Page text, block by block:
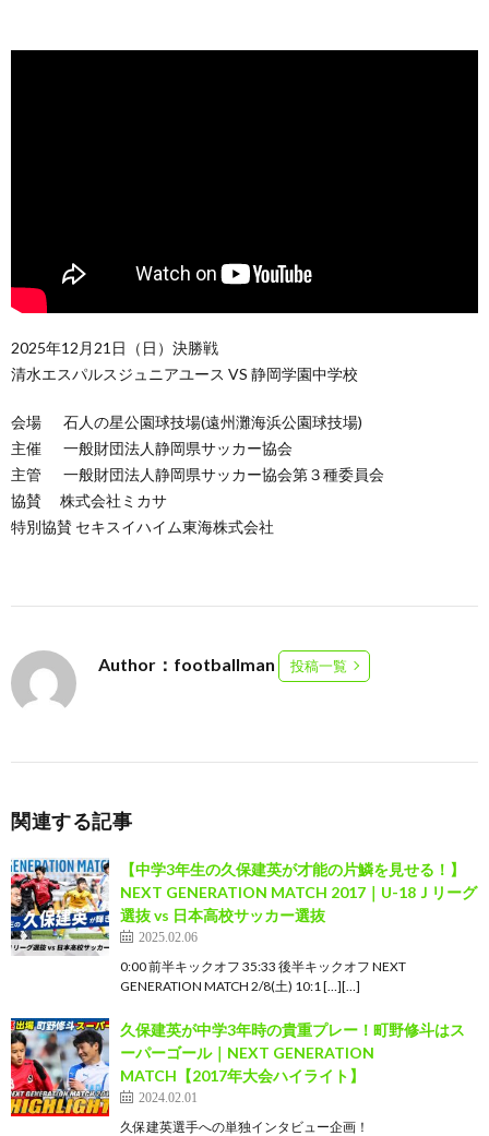
2025年12月21日（日）決勝戦
清水エスパルスジュニアユース VS 静岡学園中学校
会場 石人の星公園球技場(遠州灘海浜公園球技場)
主催 一般財団法人静岡県サッカー協会
主管 一般財団法人静岡県サッカー協会第３種委員会
協賛 株式会社ミカサ
特別協賛 セキスイハイム東海株式会社
Author：footballman 投稿一覧
関連する記事
【中学3年生の久保建英が才能の片鱗を見せる！】
NEXT GENERATION MATCH 2017｜U-18Ｊリーグ
選抜 vs 日本高校サッカー選抜
2025.02.06
0:00 前半キックオフ 35:33 後半キックオフ NEXT
GENERATION MATCH 2/8(土) 10:1 […][…]
久保建英が中学3年時の貴重プレー！町野修斗はス
ーパーゴール｜NEXT GENERATION
MATCH【2017年大会ハイライト】
2024.02.01
久保建英選手への単独インタビュー企画！